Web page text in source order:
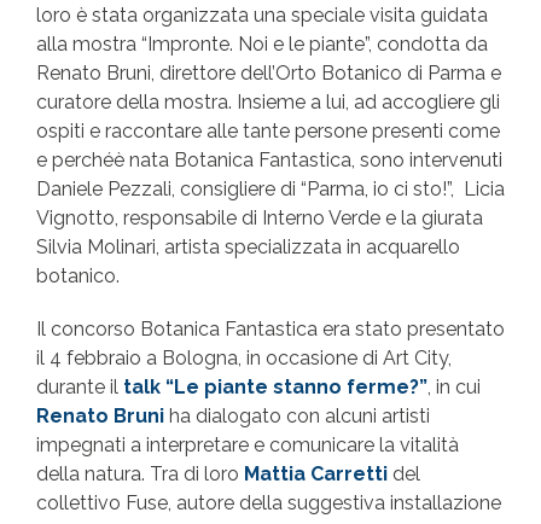
loro è stata organizzata una speciale visita guidata
alla mostra “Impronte. Noi e le piante”, condotta da
Renato Bruni, direttore dell’Orto Botanico di Parma e
curatore della mostra. Insieme a lui, ad accogliere gli
ospiti e raccontare alle tante persone presenti come
e perchéè nata Botanica Fantastica, sono intervenuti
Daniele Pezzali, consigliere di “Parma, io ci sto!”, Licia
Vignotto, responsabile di Interno Verde e la giurata
Silvia Molinari, artista specializzata in acquarello
botanico.
Il concorso Botanica Fantastica era stato presentato
il 4 febbraio a Bologna, in occasione di Art City,
durante il talk “Le piante stanno ferme?” , in cui
Renato Bruni ha dialogato con alcuni artisti
impegnati a interpretare e comunicare la vitalità
della natura. Tra di loro Mattia Carretti del
collettivo Fuse, autore della suggestiva installazione